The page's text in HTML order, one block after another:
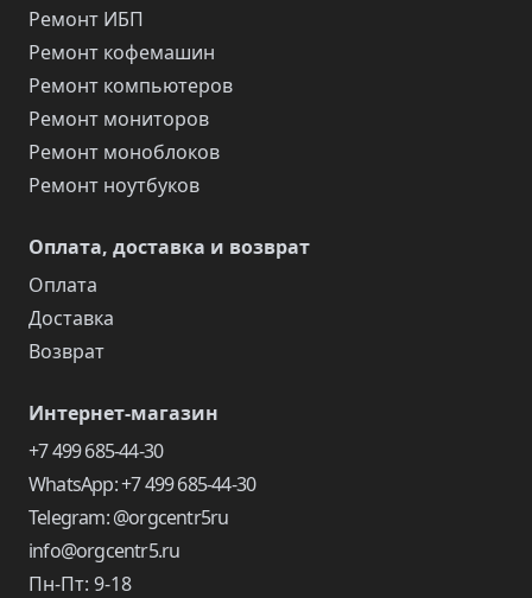
Ремонт ИБП
Ремонт кофемашин
Ремонт компьютеров
Ремонт мониторов
Ремонт моноблоков
Ремонт ноутбуков
Оплата, доставка и возврат
Оплата
Доставка
Возврат
Интернет-магазин
+7 499 685-44-30
WhatsApp: +7 499 685-44-30
Telegram: @orgcentr5ru
info@orgcentr5.ru
Пн-Пт: 9-18